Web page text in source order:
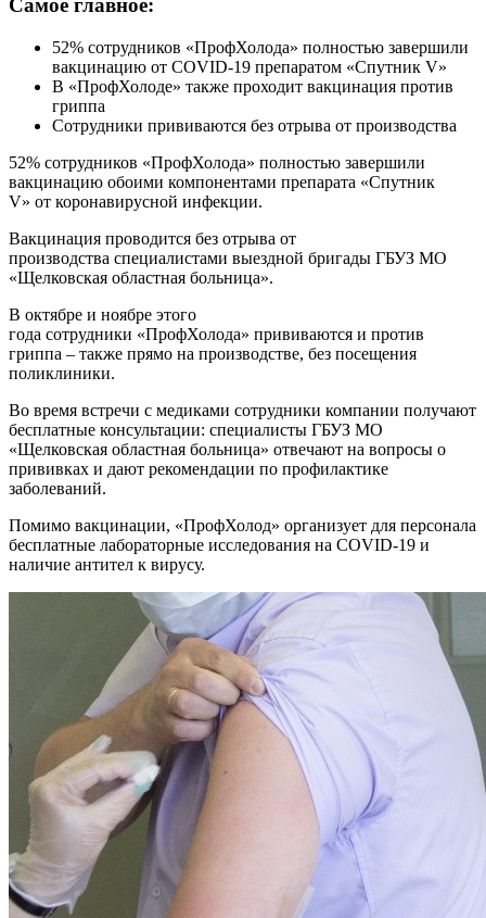
Самое главное:
52% сотрудников «ПрофХолода» полностью завершили
вакцинацию от COVID-19 препаратом «Спутник V»
В «ПрофХолоде» также проходит вакцинация против
гриппа
Сотрудники прививаются без отрыва от производства
52% сотрудников «ПрофХолода» полностью завершили
вакцинацию обоими компонентами препарата «Спутник
V» от коронавирусной инфекции.
Вакцинация проводится без отрыва от
производства специалистами выездной бригады ГБУЗ МО
«Щелковская областная больница».
В октябре и ноябре этого
года сотрудники «ПрофХолода» прививаются и против
гриппа – также прямо на производстве, без посещения
поликлиники.
Во время встречи с медиками сотрудники компании получают
бесплатные консультации: специалисты ГБУЗ МО
«Щелковская областная больница» отвечают на вопросы о
прививках и дают рекомендации по профилактике
заболеваний.
Помимо вакцинации, «ПрофХолод» организует для персонала
бесплатные лабораторные исследования на COVID-19 и
наличие антител к вирусу.